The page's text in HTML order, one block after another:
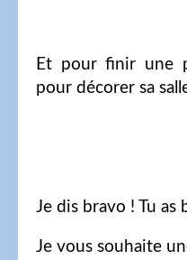
Et pour finir une
pour décorer sa
Je dis bravo ! Tu as
Je vous souhaite